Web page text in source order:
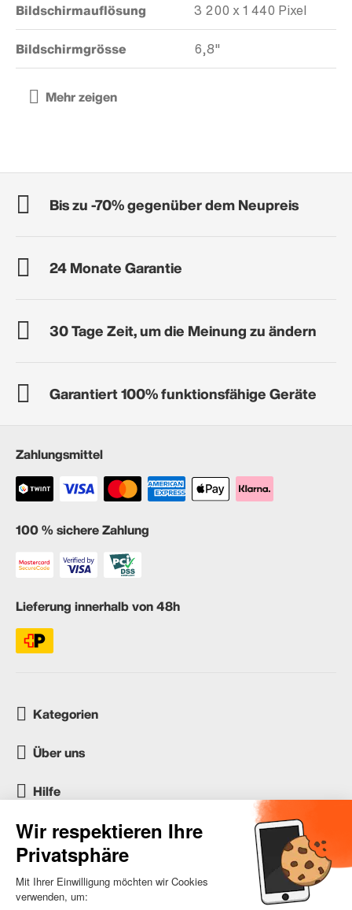
Bildschirmauflösung 3 200 x 1 440 Pixel
Bildschirmgrösse 6,8"
Bis zu -70% gegenüber dem Neupreis
24 Monate Garantie
30 Tage Zeit, um die Meinung zu ändern
Garantiert 100% funktionsfähige Geräte
Zahlungsmittel
100 % sichere Zahlung
Lieferung innerhalb von 48h
Kategorien
Über uns
Hilfe
Kundenservice
occasion.migros.mobile@recommerce.com
Montag-Freitag 08:00-17:00